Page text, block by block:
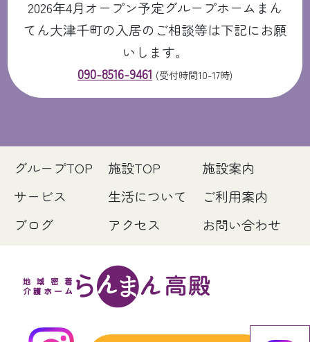
2026年4月オープン予定グループホームまん
てん大津千町の入居のご相談等は下記にお願
いします。
090-8516-9461 (受付時間10-17時)
グループTOP 施設TOP
施設案内
サービス
生活について
ご利用案内
ブログ
アクセス お問い合わせ